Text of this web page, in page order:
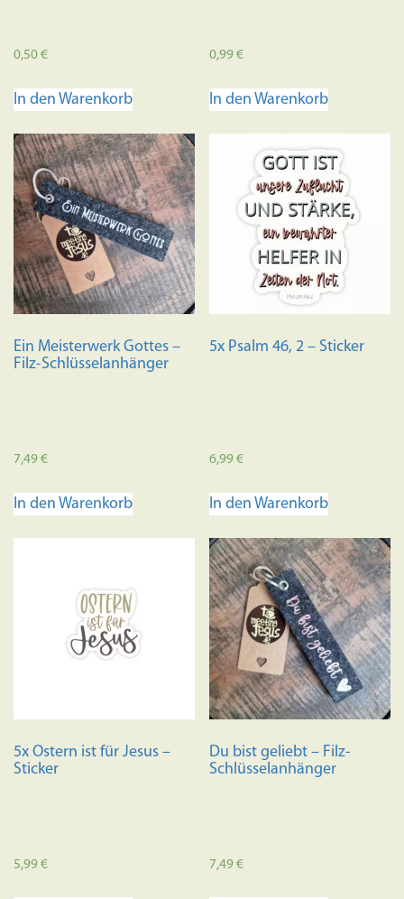
0,50€
In den Warenkorb
0,99€
In den Warenkorb
Ein Meisterwerk Gottes –
Filz-Schlüsselanhänger
7,49€
In den Warenkorb
5x Psalm 46, 2 – Sticker
6,99€
In den Warenkorb
5x Ostern ist für Jesus –
Sticker
5,99€
Du bist geliebt – Filz-
Schlüsselanhänger
7,49€